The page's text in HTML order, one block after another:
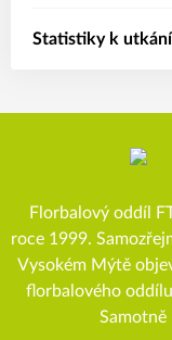
Statistiky k utkání
Florbalový oddíl
roce 1999.
Vysokém Mýtě
florbalového
Samotně